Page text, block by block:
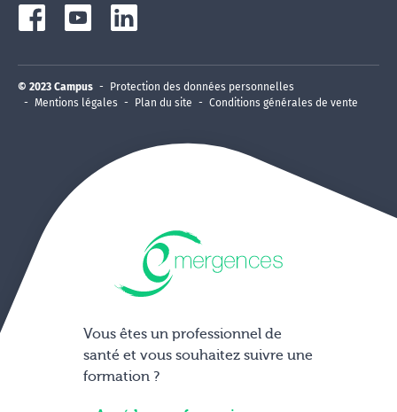
© 2023 Campus
Protection des données personnelles
Mentions légales
Plan du site Conditions générales de vente
Vous êtes un professionnel de
santé et vous souhaitez suivre une
formation ?